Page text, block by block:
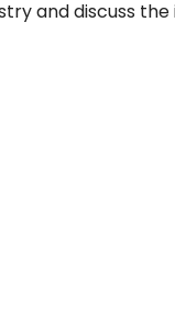
and discuss